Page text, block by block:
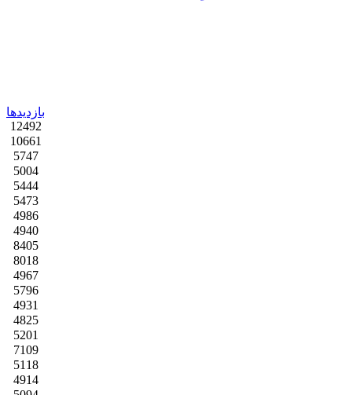
بازدیدها
12492
10661
5747
5004
5444
5473
4986
4940
8405
8018
4967
5796
4931
4825
5201
7109
5118
4914